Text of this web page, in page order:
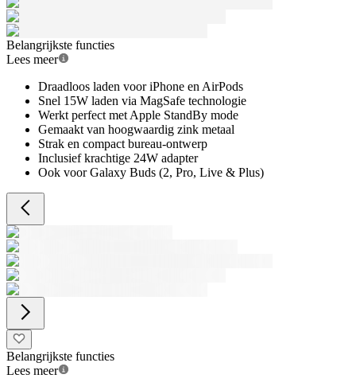
Belangrijkste functies
Lees meer
Draadloos laden voor iPhone en AirPods
Snel 15W laden via MagSafe technologie
Werkt perfect met Apple StandBy mode
Gemaakt van hoogwaardig zink metaal
Strak en compact bureau-ontwerp
Inclusief krachtige 24W adapter
Ook voor Galaxy Buds (2, Pro, Live & Plus)
Belangrijkste functies
Lees meer